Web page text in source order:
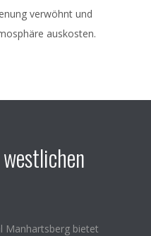
verwöhnt und
auskosten.
Manhartsberg bietet